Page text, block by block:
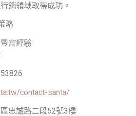
銷領域取得成功。
略
富經驗
contact-santa/
忠誠路二段52號3樓